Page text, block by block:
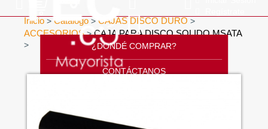
¿DONDÉ COMPRAR?
CONTÁCTANOS
CÁTALOGO
Inicio > Catálogo > CAJAS DISCO DURO >
ACCESORIOS>CAJA PARA DISCO SOLIDO MSATA
>